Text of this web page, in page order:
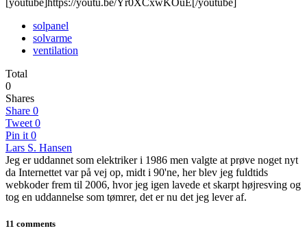
solpanel
solvarme
ventilation
Total
0
Shares
Share 0
Tweet 0
Pin it 0
Lars S. Hansen
Jeg er uddannet som elektriker i 1986 men valgte at prøve noget nyt
da Internettet var på vej op, midt i 90'ne, her blev jeg fuldtids
webkoder frem til 2006, hvor jeg igen lavede et skarpt højresving og
tog en uddannelse som tømrer, det er nu det jeg lever af.
11 comments